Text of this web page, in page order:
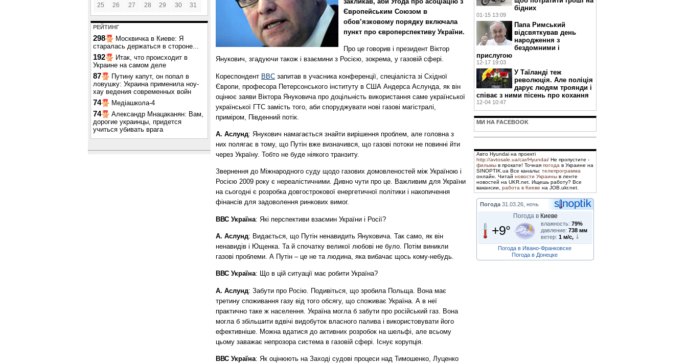
25 26 27 28 29 30 31
РЕЙТИНГ
298
Москвичка в Киеве: Я
старалась держаться в стороне...
192
Итак, что происходит в
Украине на самом деле
87
Путину капут, он попал в
ловушку: Украина применила ноу-
хау ведения современных войн
74 Медіашкола-4
74
Александр Мнацаканян: Вам,
дорогие украинцы, придется
учиться убивать врага
Європейським Союзом в
обов’язковому порядку включала
пункт про європерспективу України.
Про це говорив і президент Віктор
Янукович, згадуючи також і взаємини з Росією, зокрема, у газовій сфері.
Кореспондент ВВС запитав в учасника конференції, спеціаліста зі Східної
Європи, професора Петерсонського інституту в США Андерса Аслунда, як він
оцінює заяви Віктора Януковича про доцільність використання саме української
української ГТС замість того, аби споруджувати нові газові магістралі,
приміром, Південний потік.
А. Аслунд: Янукович намагається знайти вирішення проблем, але головна з
них полягає в тому, що Путін вже визначився, що газові потоки не повинні йти
через Україну. Тобто не буде ніякого транзиту.
Звернення до Міжнародного суду щодо газових домовленостей між Україною і
Росією 2009 року є нереалістичними. Дивно чути про це. Важливим для України
на сьогодні є розробка довгострокової енергетичної політики і накопичення
фінансів для задоволення ринкових вимог.
ВВС Україна: Які перспективи взаємин України і Росії?
А. Аслунд: Видається, що Путін ненавидить Януковича. Так само, як він
ненавидів і Ющенка. Та й спочатку великої любові не було. Потім виникли
газові проблеми. А Путін – це не та людина, яка вибачає щось кому-небудь.
ВВС Україна: Що в цій ситуації має робити Україна?
А. Аслунд: Забути про Росію. Подивіться, що зробила Польща. Вона має
третину споживання газу від того обсягу, що споживає Україна. А в неї
практично таке ж населення. Україна могла б забути про російський газ. Вона
могла б збільшити вдвічі видобуток власного палива і використовувати його
ефективніше. Можна вдатися до активних розробок на шельфі, але всьому
цьому заважає непрозора система в газовій сфері. Існує корупція.
ВВС Україна: Як оцінюють на Заході судові процеси над Тимошенко, Луценко
бідних
01-15 13:09
Папа Римський
відсвяткував день
народження з
бездомними і
прислугою
12-17 19:03
У Таїланді теж
революція. Але поліція
дарує людям троянди і
співає з ними пісень про кохання
12-04 10:47
МИ НА FACEBOOK
Авто Hyundai на проекті
http://avtosale.ua/car/Hyundai/ Не пропустите -
фильмы в прокате! Точная погода в Украине на
SINOPTIK.ua Все каналы: телепрограмма
онлайн. Читай новости Украины в ленте
новостей на UKR.net. Ищешь работу? Все
вакансии, работа в Киеве на JOB.ukr.net.
Погода 31.03.26, ночь
Погода в Киеве
+9° влажность: 79%
давление: 738 мм
ветер: 1 м/с,
Погода в Ивано-Франковске
Погода в Донецке